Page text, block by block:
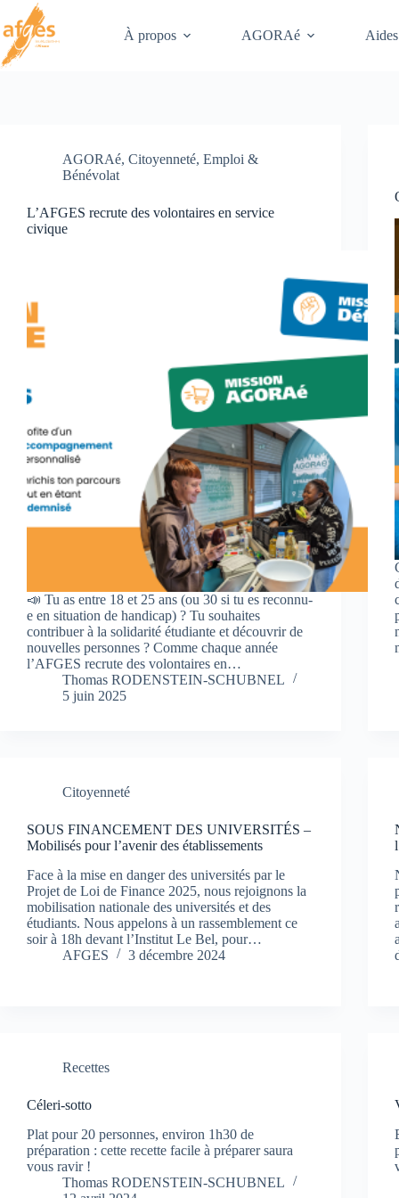
Passer
au
contenu
À propos AGORAé
AGORAé, Citoyenneté, Emploi &
Bénévolat
L’AFGES recrute des volontaires en service
civique
📣 Tu as entre 18 et 25 ans (ou 30 si tu es reconnu-
e en situation de handicap) ? Tu souhaites
contribuer à la solidarité étudiante et découvrir de
nouvelles personnes ? Comme chaque année
l’AFGES recrute des volontaires en…
Thomas RODENSTEIN-SCHUBNEL
5 juin 2025
Citoyenneté
SOUS FINANCEMENT DES UNIVERSITÉS –
Mobilisés pour l’avenir des établissements
Face à la mise en danger des universités par le
Projet de Loi de Finance 2025, nous rejoignons la
mobilisation nationale des universités et des
étudiants. Nous appelons à un rassemblement ce
soir à 18h devant l’Institut Le Bel, pour…
AFGES
3 décembre 2024
Recettes
Céleri-sotto
Plat pour 20 personnes, environ 1h30 de
préparation : cette recette facile à préparer saura
vous ravir !
Thomas RODENSTEIN-SCHUBNEL